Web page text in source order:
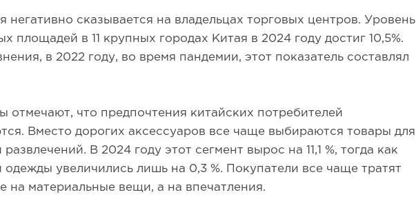
негативно сказывается на владельцах торговых центров. Уровень
площадей в 11 крупных городах Китая в 2024 году достиг 10,5%.
в 2022 году, во время пандемии, этот показатель составлял
отмечают, что предпочтения китайских потребителей
Вместо дорогих аксессуаров все чаще выбираются товары для
развлечений. В 2024 году этот сегмент вырос на 11,1 %, тогда как
одежды увеличились лишь на 0,3 %. Покупатели все чаще тратят
на материальные вещи, а на впечатления.